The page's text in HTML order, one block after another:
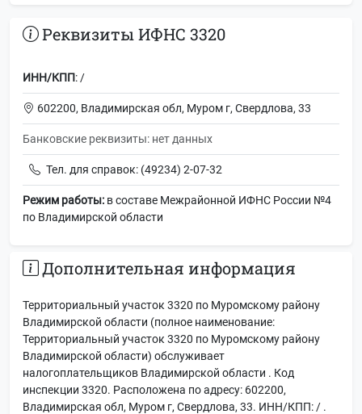
Реквизиты ИФНС 3320
ИНН/КПП: /
602200, Владимирская обл, Муром г, Свердлова, 33
Банковские реквизиты: нет данных
Тел. для справок: (49234) 2-07-32
Режим работы: в составе Межрайонной ИФНС России №4
по Владимирской области
Дополнительная информация
Территориальный участок 3320 по Муромскому району
Владимирской области (полное наименование:
Территориальный участок 3320 по Муромскому району
Владимирской области) обслуживает
налогоплательщиков Владимирской области . Код
инспекции 3320. Расположена по адресу: 602200,
Владимирская обл, Муром г, Свердлова, 33. ИНН/КПП: / .